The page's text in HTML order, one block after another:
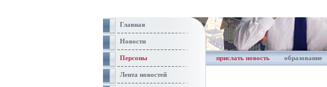
Главная
Новости
Персоны
Лента новостей
прислать новость образование